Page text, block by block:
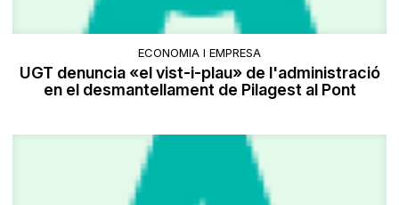
ECONOMIA I EMPRESA
UGT denuncia «el vist-i-plau» de l'administració
en el desmantellament de Pilagest al Pont